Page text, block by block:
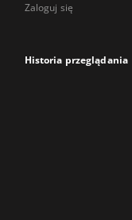
Zaloguj się
Historia przeglądania